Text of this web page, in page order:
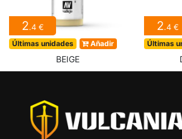
2.4 €
Últimas unidades Añadir
BEIGE
2.4 €
Últimas